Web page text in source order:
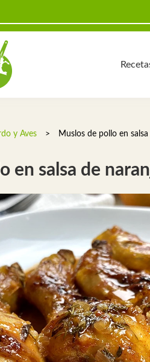
y Aves > Muslos de pollo en
en salsa de